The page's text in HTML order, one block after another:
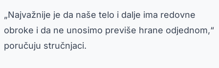
„Najvažnije je da naše telo i dalje ima redovne
obroke i da ne unosimo previše hrane odjednom,“
poručuju stručnjaci.